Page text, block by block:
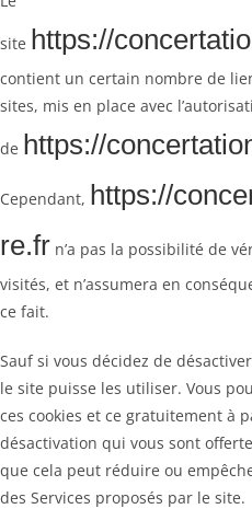
site https://
contient un certain nombre de
sites, mis en place avec
de https://
Cependant, https://
re.fr n’a pas la possibilité de
visités, et n’assumera en
ce fait.
Sauf si vous décidez de
le site puisse les utiliser. Vous
ces cookies et ce gratuitement à
désactivation qui vous sont
que cela peut réduire ou
des Services proposés par le site.